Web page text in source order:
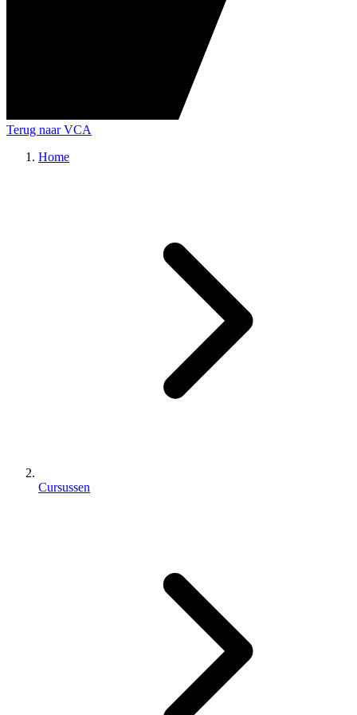
Terug naar VCA
Home
Cursussen